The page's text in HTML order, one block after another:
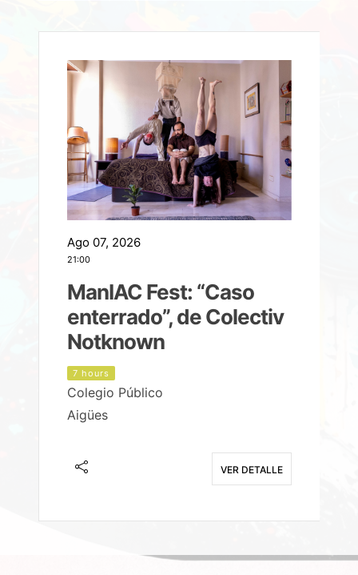
Ago 07, 2026
21:00
ManIAC Fest: “Caso
enterrado”, de Colectiv
Notknown
7 hours
Colegio Público
Aigües
VER DETALLE